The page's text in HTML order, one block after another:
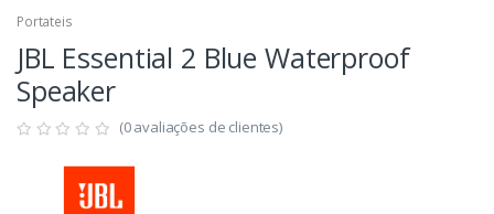
Portateis
JBL Essential 2 Blue Waterproof
Speaker
(0 avaliações de clientes)